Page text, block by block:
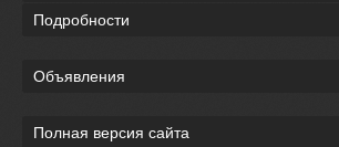
Подробности
Объявления
Полная версия сайта